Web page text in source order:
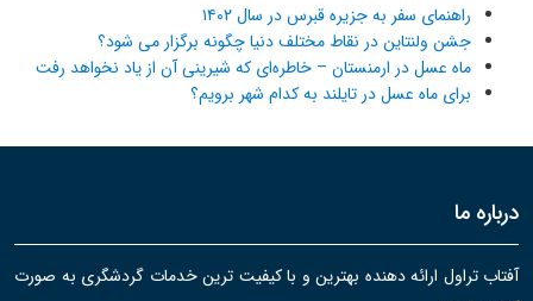
راهنمای سفر به جزیره قبرس در سال ۱۴۰۲
جشن ولنتاین در نقاط مختلف دنیا چگونه برگزار می شود؟
ماه عسل در ارمنستان – خاطره‌ای که شیرینی آن از یاد نخواهد رفت
برای ماه عسل در تایلند به کدام شهر برویم؟
درباره ما
آفتاب تراول ارائه دهنده بهترین و با کیفیت ترین خدمات گردشگری به صورت